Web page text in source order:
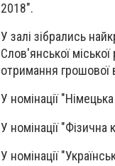
2018".
У залі зібрались
Слов'янської
отримання грошової
У номінації
У номінації
У номінації